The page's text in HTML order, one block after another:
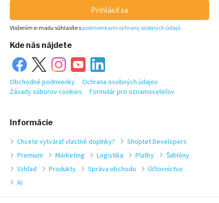
Informácie
Chcete vytvárať vlastné doplnky?
Shoptet Developers
Premium
Marketing Logistika Platby
Šablóny
Vzhľad
Produkty Správa obchodu
Účtovníctvo
AI
Prihlásiť sa
Vložením e-mailu súhlasíte s podmienkami ochrany osobných údajů
Kde nás nájdete
Obchodné podmienky
Ochrana osobných údajov
Zásady súborov cookies
Formulár pro oznamovateľov